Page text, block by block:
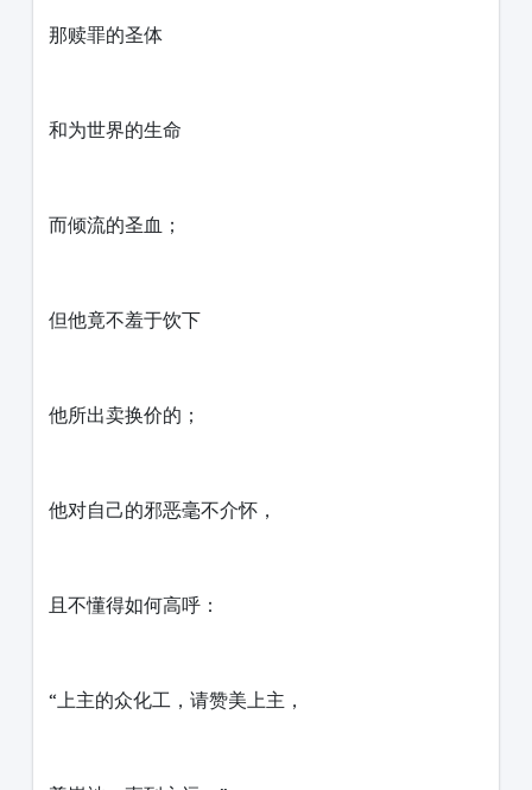
那赎罪的圣体
和为世界的生命
而倾流的圣血；
但他竟不羞于饮下
他所出卖换价的；
他对自己的邪恶毫不介怀，
且不懂得如何高呼：
“上主的众化工，请赞美上主，